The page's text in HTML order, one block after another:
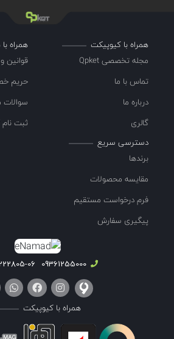
همراه با کیوپیکت
مجله تخصصی Qpket
تماس با ما
درباره ما
گالری
همراه
قوانین
حریم
سوالات
ثبت
دسترسی سریع
برندها
مقایسه محصولات
فرم درخواست مستقیم
پیگیری سفارش
09361255000
06 - 021
همراه با کیوپیکت